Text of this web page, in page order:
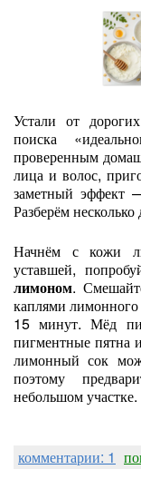
Устали от дорогих
поиска
проверенным
лица и волос,
заметный эффект
Разберёмнесколько
Начнём скожи
уставшей,
лимоном.
каплями лимонного
15 минут. Мёд
пигментные пятнаи
лимонный сок
поэтому
небольшомучастке.
комментарии: 1